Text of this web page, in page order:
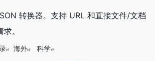
转换器。支持 URL 和直接文件/文档
。
海外 科学